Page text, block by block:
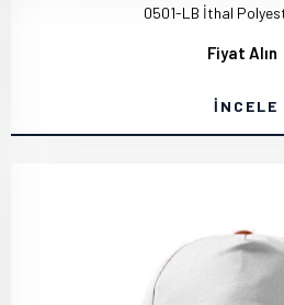
0501-LB İthal
Fiyat Alın
İNCELE